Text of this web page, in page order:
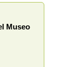
Museo